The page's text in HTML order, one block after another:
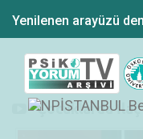
Yenilenen arayüzü
"Çocuklarda